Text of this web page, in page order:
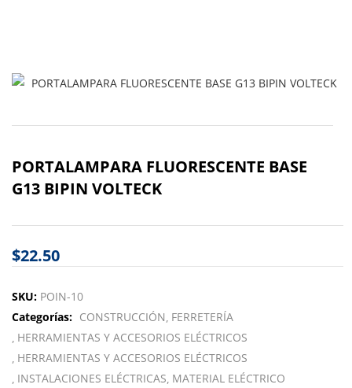
PORTALAMPARA FLUORESCENTE BASE
G13 BIPIN VOLTECK
$22.50
SKU: POIN-10
Categorías: CONSTRUCCIÓN FERRETERÍA
HERRAMIENTAS Y ACCESORIOS ELÉCTRICOS
HERRAMIENTAS Y ACCESORIOS ELÉCTRICOS
INSTALACIONES ELÉCTRICAS MATERIAL ELÉCTRICO